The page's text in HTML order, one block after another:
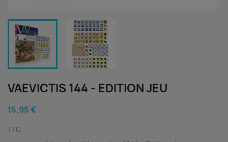
VAEVICTIS 144 - EDITION JEU
15,95 €
TTC